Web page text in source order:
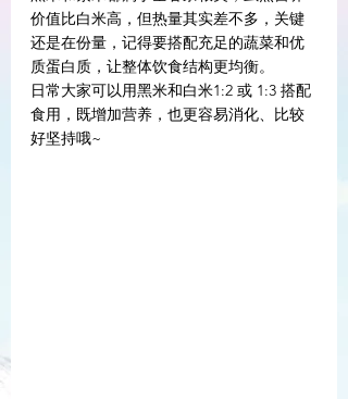
价值比白米高，但热量其实差不多，关键
还是在份量，记得要搭配充足的蔬菜和优
质蛋白质，让整体饮食结构更均衡。
日常大家可以用黑米和白米1:2 或 1:3 搭配
食用，既增加营养，也更容易消化、比较
好坚持哦~